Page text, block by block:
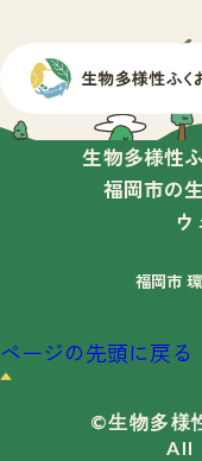
生物多様性
福岡市の
ウ
福岡市
ページの先頭に戻る
©生物多様
All